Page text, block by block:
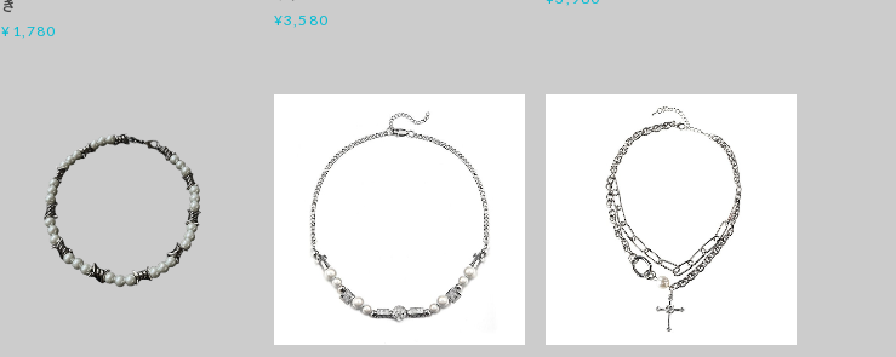
き
¥1,780
¥3,580